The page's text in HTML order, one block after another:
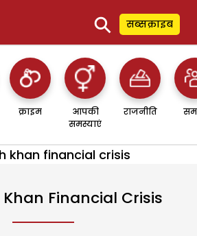
⚲ सब्सक्राइब
क्राइम
आपकी
समस्याएं
राजनीति
khan financial crisis
Financial Crisis